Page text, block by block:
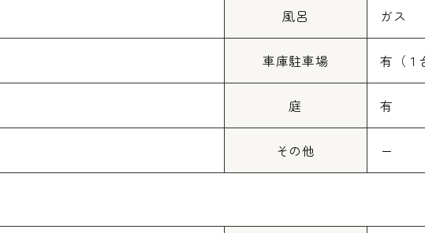
風呂 ガス
車庫駐車場 有（１
庭 有
その他 ー